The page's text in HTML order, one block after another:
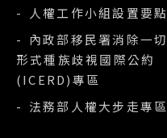
- 人權工作小組設置要點
- 內政部移民署消除一切
形式種族歧視國際公約
(ICERD)專區
- 法務部人權大步走專區